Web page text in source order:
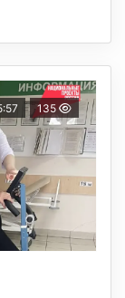
135